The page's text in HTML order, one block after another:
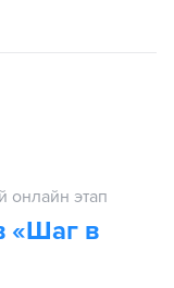
онлайн этап
«Шаг в